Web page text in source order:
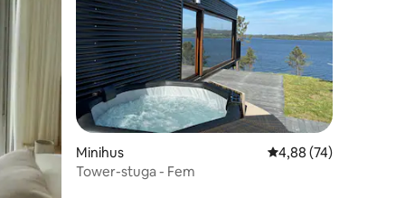
Minihus 4,88 av 5 i
4,88 (74)
Tower-stuga - Fem